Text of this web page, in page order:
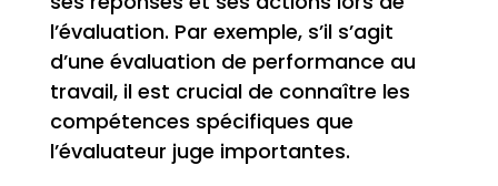
l’évaluation. Par exemple, s’il s’agit
d’une évaluation de performance au
travail, il est crucial de connaître les
compétences spécifiques que
l’évaluateur juge importantes.